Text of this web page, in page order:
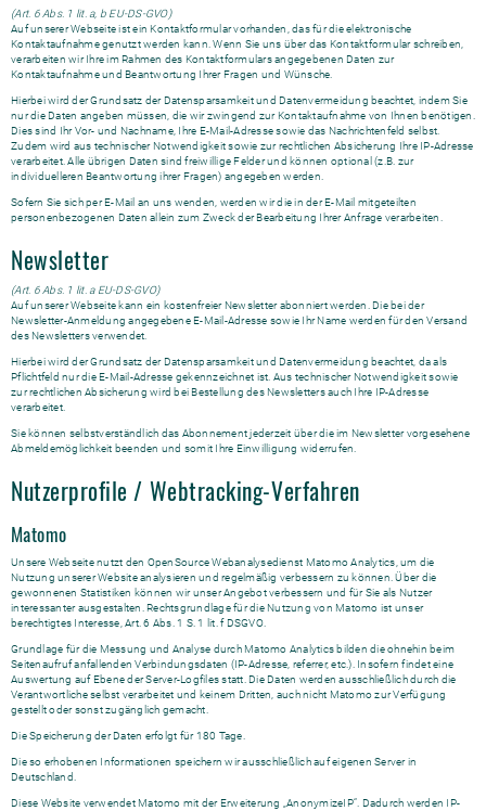
(Art. 6 Abs. 1 lit. a, b EU-DS-GVO)
Auf unserer Webseite ist ein Kontaktformular vorhanden, das für die elektronische
Kontaktaufnahme genutzt werden kann. Wenn Sie uns über das Kontaktformular schreiben,
verarbeiten wir Ihre im Rahmen des Kontaktformulars angegebenen Daten zur
Kontaktaufnahme und Beantwortung Ihrer Fragen und Wünsche.
Hierbei wird der Grundsatz der Datensparsamkeit und Datenvermeidung beachtet, indem Sie
nur die Daten angeben müssen, die wir zwingend zur Kontaktaufnahme von Ihnen benötigen.
Dies sind Ihr Vor- und Nachname, Ihre E-Mail-Adresse sowie das Nachrichtenfeld selbst.
Zudem wird aus technischer Notwendigkeit sowie zur rechtlichen Absicherung Ihre IP-Adresse
verarbeitet. Alle übrigen Daten sind freiwillige Felder und können optional (z.B. zur
individuelleren Beantwortung ihrer Fragen) angegeben werden.
Sofern Sie sich per E-Mail an uns wenden, werden wir die in der E-Mail mitgeteilten
personenbezogenen Daten allein zum Zweck der Bearbeitung Ihrer Anfrage verarbeiten.
Newsletter
(Art. 6 Abs. 1 lit. a EU-DS-GVO)
Auf unserer Webseite kann ein kostenfreier Newsletter abonniert werden. Die bei der
Newsletter-Anmeldung angegebene E-Mail-Adresse sowie Ihr Name werden für den Versand
des Newsletters verwendet.
Hierbei wird der Grundsatz der Datensparsamkeit und Datenvermeidung beachtet, da als
Pflichtfeld nur die E-Mail-Adresse gekennzeichnet ist. Aus technischer Notwendigkeit sowie
zur rechtlichen Absicherung wird bei Bestellung des Newsletters auch Ihre IP-Adresse
verarbeitet.
Sie können selbstverständlich das Abonnement jederzeit über die im Newsletter vorgesehene
Abmeldemöglichkeit beenden und somit Ihre Einwilligung widerrufen.
Nutzerprofile / Webtracking-Verfahren
Matomo
Unsere Webseite nutzt den OpenSource Webanalysedienst Matomo Analytics, um die
Nutzung unserer Website analysieren und regelmäßig verbessern zu können. Über die
gewonnenen Statistiken können wir unser Angebot verbessern und für Sie als Nutzer
interessanter ausgestalten. Rechtsgrundlage für die Nutzung von Matomo ist unser
berechtigtes Interesse, Art. 6 Abs. 1 S. 1 lit. f DSGVO.
Grundlage für die Messung und Analyse durch Matomo Analytics bilden die ohnehin beim
Seitenaufruf anfallenden Verbindungsdaten (IP-Adresse, referrer, etc.). Insofern findet eine
Auswertung auf Ebene der Server-Logfiles statt. Die Daten werden ausschließlich durch die
Verantwortliche selbst verarbeitet und keinem Dritten, auch nicht Matomo zur Verfügung
gestellt oder sonst zugänglich gemacht.
Die Speicherung der Daten erfolgt für 180 Tage.
Die so erhobenen Informationen speichern wir ausschließlich auf eigenen Server in
Deutschland.
Diese Website verwendet Matomo mit der Erweiterung „AnonymizeIP“. Dadurch werden IP-